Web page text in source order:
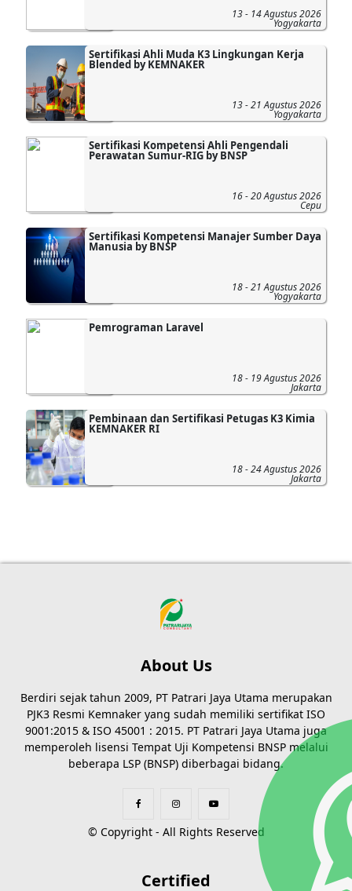
13 - 14 Agustus 2026
Yogyakarta
Sertifikasi Ahli Muda K3 Lingkungan Kerja
Blended by KEMNAKER
13 - 21 Agustus 2026
Yogyakarta
Sertifikasi Kompetensi Ahli Pengendali
Perawatan Sumur-RIG by BNSP
16 - 20 Agustus 2026
Cepu
Sertifikasi Kompetensi Manajer Sumber Daya
Manusia by BNSP
18 - 21 Agustus 2026
Yogyakarta
Pemrograman Laravel
18 - 19 Agustus 2026
Jakarta
Pembinaan dan Sertifikasi Petugas K3 Kimia
KEMNAKER RI
18 - 24 Agustus 2026
Jakarta
About Us
Berdiri sejak tahun 2009, PT Patrari Jaya Utama merupakan
PJK3 Resmi Kemnaker yang sudah memiliki sertifikat ISO
9001:2015 & ISO 45001 : 2015. PT Patrari Jaya Utama juga
memperoleh lisensi Tempat Uji Kompetensi BNSP melalui
beberapa LSP (BNSP) diberbagai bidang.
© Copyright - All Rights Reserved
Certified